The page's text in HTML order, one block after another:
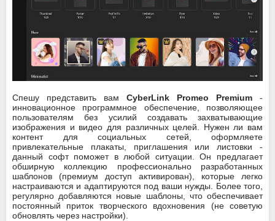
Спешу представить вам CyberLink Promeo Premium -
инновационное программное обеспечение, позволяющее
пользователям без усилий создавать захватывающие
изображения и видео для различных целей. Нужен ли вам
контент для социальных сетей, оформляете
привлекательные плакаты, приглашения или листовки -
данный софт поможет в любой ситуации. Он предлагает
обширную коллекцию профессионально разработанных
шаблонов (премиум доступ активирован), которые легко
настраиваются и адаптируются под ваши нужды. Более того,
регулярно добавляются новые шаблоны, что обеспечивает
постоянный приток творческого вдохновения (не советую
обновлять через настройки).